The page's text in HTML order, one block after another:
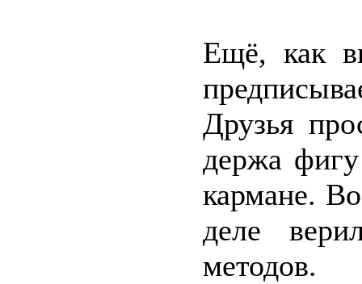
Ещё, как
Друзья
держа
кармане.
деле
методов.